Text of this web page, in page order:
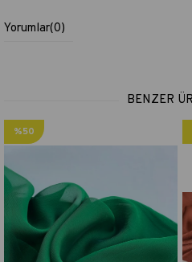
Yorumlar(0)
BENZER
%50